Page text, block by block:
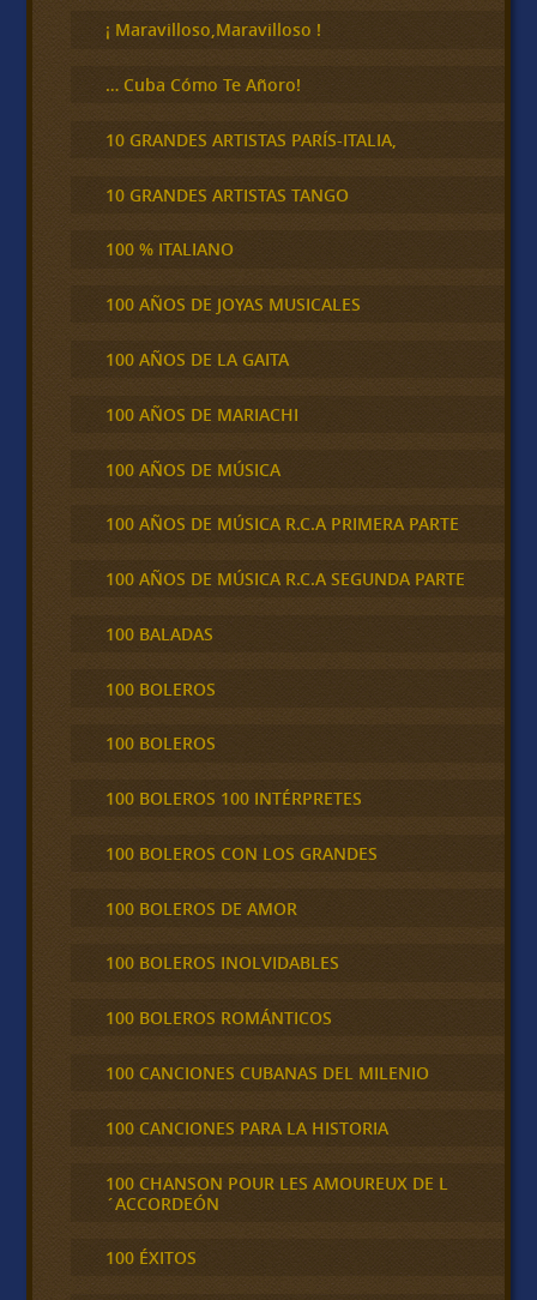
¡ Maravilloso,Maravilloso !
… Cuba Cómo Te Añoro!
10 GRANDES ARTISTAS PARÍS-ITALIA,
10 GRANDES ARTISTAS TANGO
100 % ITALIANO
100 AÑOS DE JOYAS MUSICALES
100 AÑOS DE LA GAITA
100 AÑOS DE MARIACHI
100 AÑOS DE MÚSICA
100 AÑOS DE MÚSICA R.C.A PRIMERA PARTE
100 AÑOS DE MÚSICA R.C.A SEGUNDA PARTE
100 BALADAS
100 BOLEROS
100 BOLEROS
100 BOLEROS 100 INTÉRPRETES
100 BOLEROS CON LOS GRANDES
100 BOLEROS DE AMOR
100 BOLEROS INOLVIDABLES
100 BOLEROS ROMÁNTICOS
100 CANCIONES CUBANAS DEL MILENIO
100 CANCIONES PARA LA HISTORIA
100 CHANSON POUR LES AMOUREUX DE L
´ACCORDEÓN
100 ÉXITOS